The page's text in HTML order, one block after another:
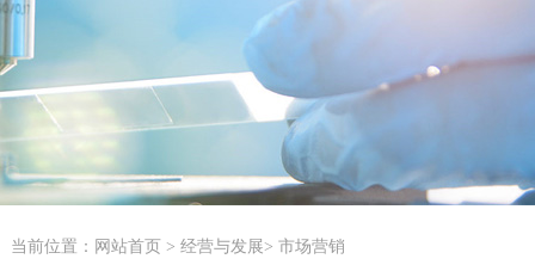
当前位置： 网站首页 > 经营与发展> 市场营销